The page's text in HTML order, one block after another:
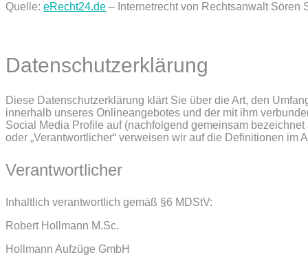
Quelle: eRecht24.de – Internetrecht von Rechtsanwalt Sören
Datenschutzerklärung
Diese Datenschutzerklärung klärt Sie über die Art, den
innerhalb unseres Onlineangebotes und der mit ihm
Social Media Profile auf (nachfolgend gemeinsam
oder „Verantwortlicher“ verweisen wir auf die Definitionen im
Verantwortlicher
Inhaltlich verantwortlich gemäß §6 MDStV:
Robert Hollmann M.Sc.
Hollmann Aufzüge GmbH